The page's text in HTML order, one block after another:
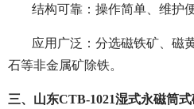
结构可靠：操作简单、维护
应用广泛：分选磁铁矿、磁
石等非金属矿除铁。
三、山东CTB-1021湿式永磁筒